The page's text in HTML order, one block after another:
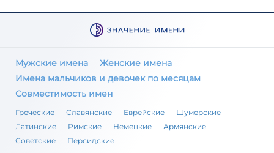
Мужские имена
Женские имена
Имена мальчиков и девочек по месяцам
Совместимость имен
Греческие Славянские Еврейские
Шумерские
Латинские
Римские Немецкие
Армянские
Советские
Персидские